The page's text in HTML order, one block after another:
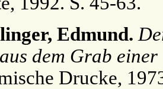
Edmund.
dem Grab
Drucke,